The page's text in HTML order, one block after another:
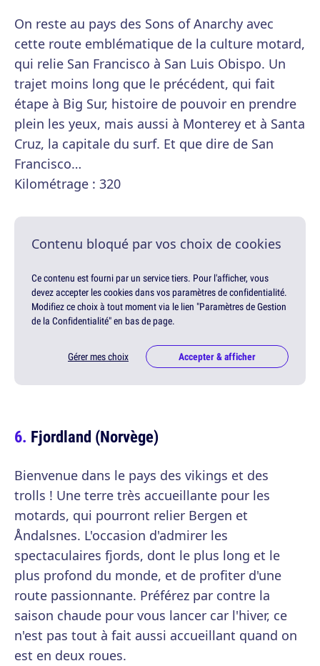
On reste au pays des Sons of Anarchy avec
cette route emblématique de la culture motard,
qui relie San Francisco à San Luis Obispo. Un
trajet moins long que le précédent, qui fait
étape à Big Sur, histoire de pouvoir en prendre
plein les yeux, mais aussi à Monterey et à Santa
Cruz, la capitale du surf. Et que dire de San
Francisco…
Kilométrage : 320
Contenu bloqué par vos choix de cookies
Ce contenu est fourni par un service tiers. Pour l'afficher, vous
devez accepter les cookies dans vos paramètres de confidentialité.
Modifiez ce choix à tout moment via le lien "Paramètres de Gestion
de la Confidentialité" en bas de page.
Gérer mes choix Accepter & afficher
Fjordland (Norvège)
Bienvenue dans le pays des vikings et des
trolls ! Une terre très accueillante pour les
motards, qui pourront relier Bergen et
Åndalsnes. L'occasion d'admirer les
spectaculaires fjords, dont le plus long et le
plus profond du monde, et de profiter d'une
route passionnante. Préférez par contre la
saison chaude pour vous lancer car l'hiver, ce
n'est pas tout à fait aussi accueillant quand on
est en deux roues.